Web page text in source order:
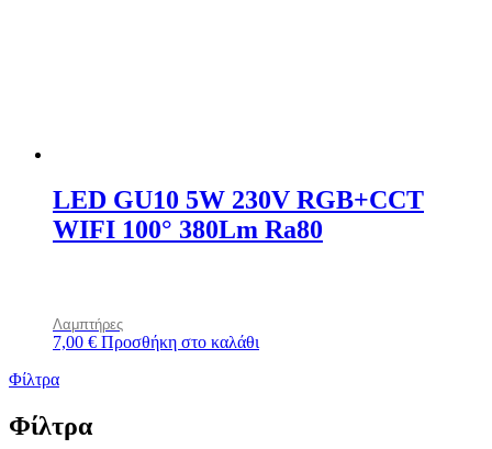
LED GU10 5W 230V RGB+CCT
WIFI 100° 380Lm Ra80
Λαμπτήρες
7,00 € Προσθήκη στο καλάθι
Φίλτρα
Φίλτρα